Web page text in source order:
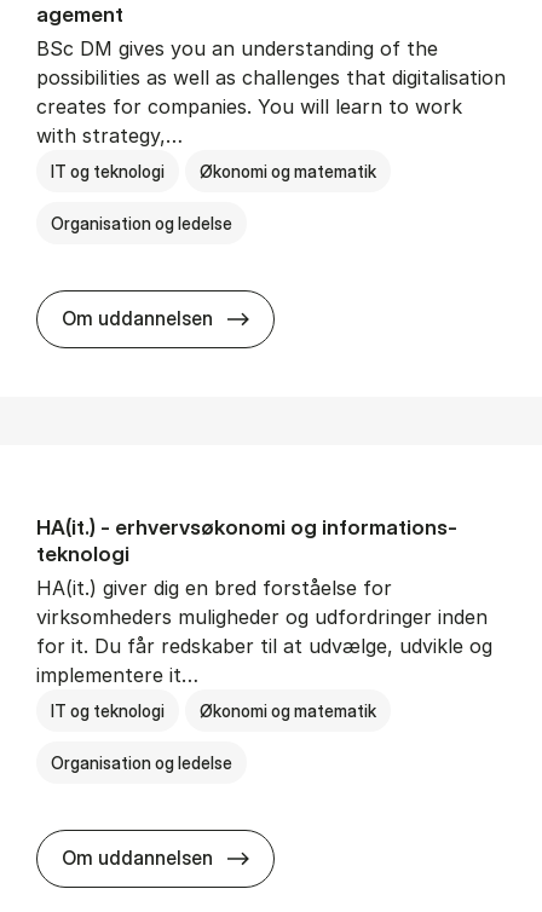
age­ment
BSc DM gives you an understanding of the
possibilities as well as challenges that digitalisation
creates for companies. You will learn to work
with strategy,…
IT og teknologi Økonomi og matematik
Organisation og ledelse
Om uddannelsen BSc in Busi­ness Ad­min­is­tra­tion
HA(it.) - erhvervs­økonomi og informations­
teknologi
HA(it.) giver dig en bred forståelse for
virksomheders muligheder og udfordringer inden
for it. Du får redskaber til at udvælge, udvikle og
implementere it…
IT og teknologi Økonomi og matematik
Organisation og ledelse
Om uddannelsen HA(it.) - erhvervs­økonomi og